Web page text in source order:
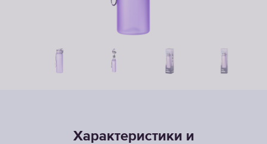
Характеристики и